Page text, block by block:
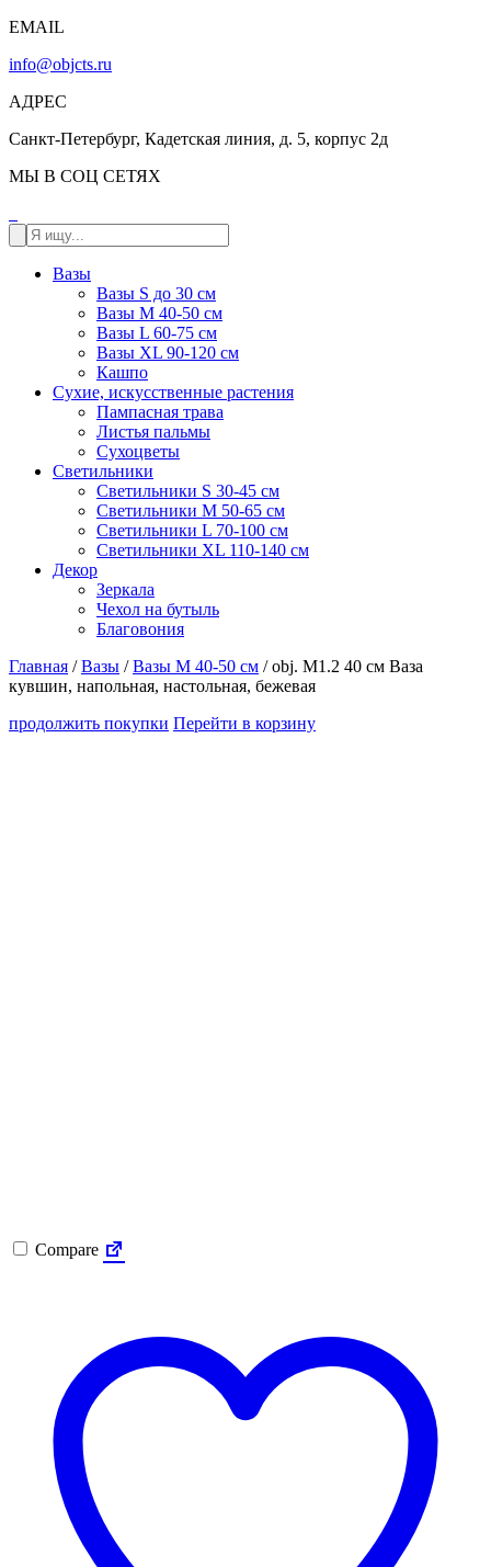
EMAIL
info@objcts.ru
АДРЕС
Санкт-Петербург, Кадетская линия, д. 5, корпус 2д
МЫ В СОЦ СЕТЯХ
Вазы
Вазы S до 30 см
Вазы М 40-50 см
Вазы L 60-75 см
Вазы XL 90-120 см
Кашпо
Сухие, искусственные растения
Пампасная трава
Листья пальмы
Сухоцветы
Светильники
Светильники S 30-45 см
Светильники M 50-65 см
Светильники L 70-100 см
Светильники XL 110-140 см
Декор
Зеркала
Чехол на бутыль
Благовония
Главная /Вазы /Вазы М 40-50 см / obj. M1.2 40 см Ваза
кувшин, напольная, настольная, бежевая
продолжить покупки Перейти в корзину
Compare